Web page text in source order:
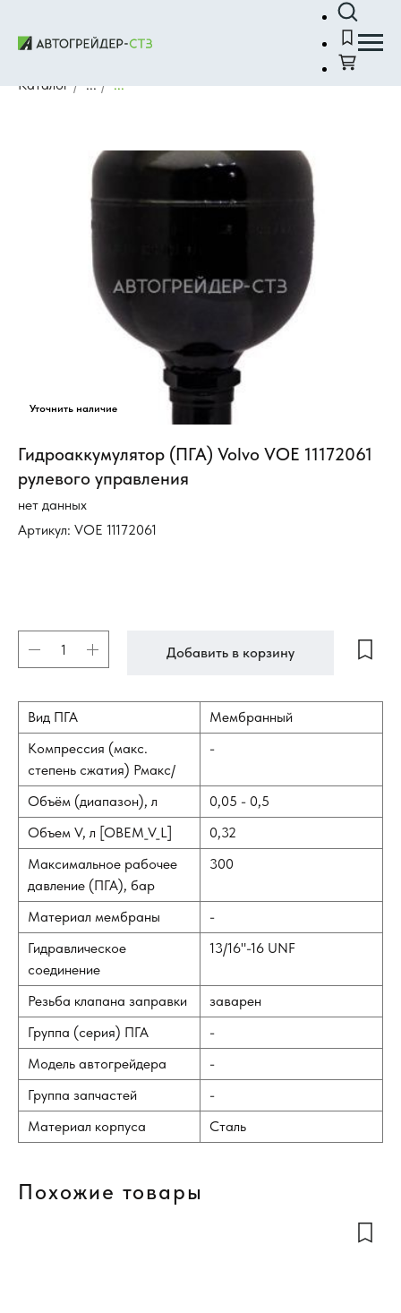
Каталог / ... / ...
Гидроаккумулятор (ПГА) Volvo VOE 11172061
рулевого управления
нет данных
Артикул: VOE 11172061
Добавить в корзину
Вид ПГА
Мембранный
Компрессия (макс.
степень сжатия) Рмакс/
-
Объём (диапазон), л
0,05 - 0,5
Объем V, л [OBEM_V_L]
0,32
Максимальное рабочее
давление (ПГА), бар
300
Материал мембраны
-
Гидравлическое
соединение
13/16"-16 UNF
Резьба клапана заправки
заварен
Группа (серия) ПГА
-
Модель автогрейдера
-
Группа запчастей
-
Материал корпуса
Сталь
Похожие товары